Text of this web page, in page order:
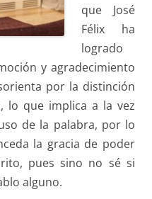
que José
Félix ha
logrado
y agradecimiento
por la distinción
lo que implica a la vez
de la palabra, por lo
la gracia de poder
pues sino no sé si
alguno.